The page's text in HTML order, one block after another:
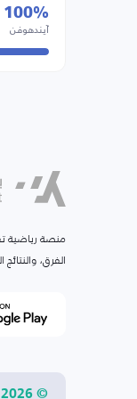
100%
آيندهوفن
منصة رياضية
الفرق،
© 2026 YSscores. جميع الحقوق محفوظة.